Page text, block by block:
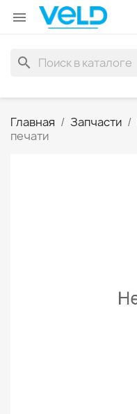

search
Главная Запчасти
печати